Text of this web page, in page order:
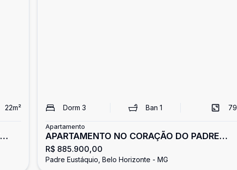
22m² Dorm 3 Ban1 79
Apartamento
APARTAMENTO NO CORAÇÃO DO PADRE
EUSTAQUIO
R$ 885.900,00
Padre Eustáquio, Belo Horizonte - MG